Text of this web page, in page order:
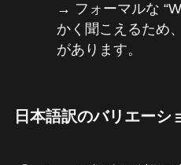
→ フォーマルな
かく聞こえるため
があります。
日本語訳のバリエーシ